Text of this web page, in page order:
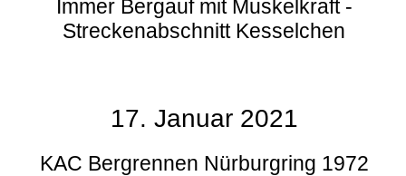
Immer Bergauf mit Muskelkraft -
Streckenabschnitt Kesselchen
17. Januar 2021
KAC Bergrennen Nürburgring 1972